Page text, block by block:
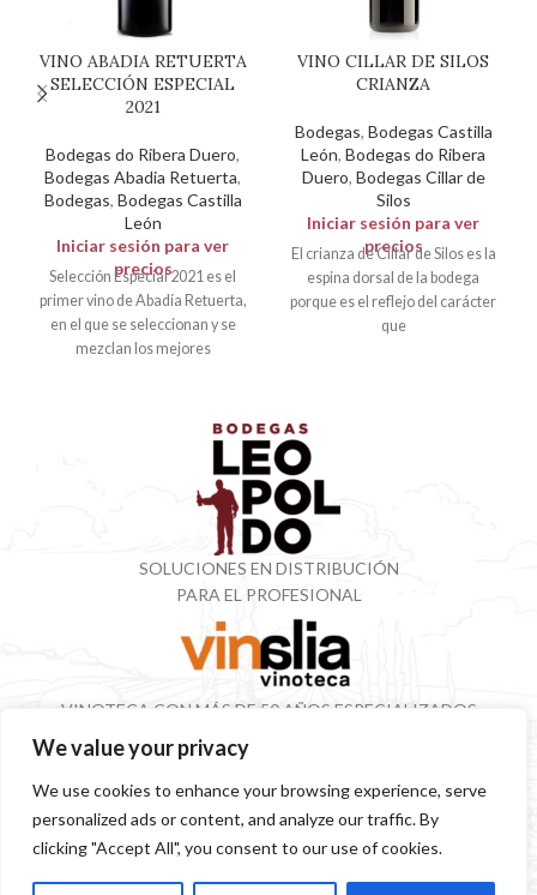
We value your privacy
We use cookies to enhance your browsing experience, serve
personalized ads or content, and analyze our traffic. By
clicking "Accept All", you consent to our use of cookies.
VINO ABADIA RETUERTA
SELECCIÓN ESPECIAL
2021
Bodegas do Ribera Duero,
Bodegas Abadia Retuerta,
Bodegas, Bodegas Castilla
León
Iniciar sesión para ver
precios
Selección Especial 2021 es el
primer vino de Abadía Retuerta,
en el que se seleccionan y se
mezclan los mejores
VINO CILLAR DE SILOS
CRIANZA
Bodegas, Bodegas Castilla
León,Bodegas do Ribera
Duero, Bodegas Cillar de
Silos
Iniciar sesión para ver
precios
El crianza de Cillar de Silos es la
espina dorsal de la bodega
porque es el reflejo del carácter
que
SOLUCIONES EN DISTRIBUCIÓN
PARA EL PROFESIONAL
VINOTECA CON MÁS DE 50 AÑOS ESPECIALIZADOS
EN VINOS Y DESTILADOS
SITEMAPPOLÍTICA PRIVACIDADAVISO LEGALSOSTENIBILIDAD